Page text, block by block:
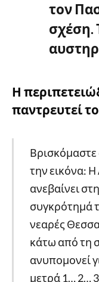
τον
σχέση.
Η
παντρευτεί
Βρισκόμαστε
την εικόνα: Η
ανεβαίνει
συγκρότημά
νεαρές
κάτω από τη
ανυπομονεί
μετρά 1… 2…